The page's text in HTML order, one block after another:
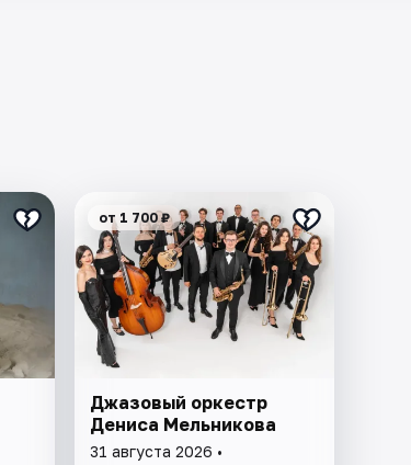
от 1 700 ₽
Джазовый оркестр
Дениса Мельникова
31 августа 2026 •